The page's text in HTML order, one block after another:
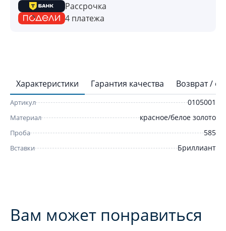
Рассрочка
4 платежа
Характеристики Гарантия качества Возврат /
Артикул 0105001
Материал красное/белое золото
Проба 585
Вставки Бриллиант
Вам может понравиться